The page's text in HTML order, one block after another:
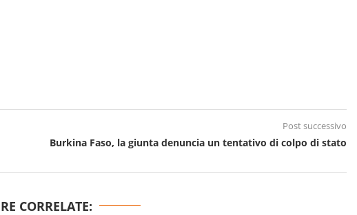
Post successivo
Burkina Faso, la giunta denuncia un tentativo di colpo di stato
CORRELATE: